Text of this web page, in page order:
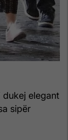
dukej elegant
sipër